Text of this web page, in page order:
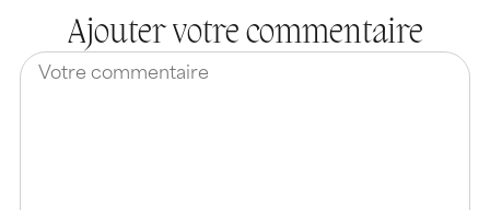
Ajouter votre commentaire